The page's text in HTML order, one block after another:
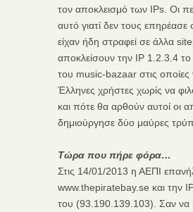
τον αποκλεισμό των IPs. Οι
αυτό γιατί δεν τους επηρέασε
είχαν ήδη στραφεί σε άλλα
αποκλείσουν την IP 1.2.3.4
του music-bazaar στις
Έλληνες χρήστες χωρίς να
και πότε θα αρθούν αυτοί οι
δημιούργησε δύο μαύρες
Τώρα που πήρε φόρα…
Στις 14/01/2013 η ΑΕΠΙ
www.thepiratebay.se και την
του (93.190.139.103). Σαν να